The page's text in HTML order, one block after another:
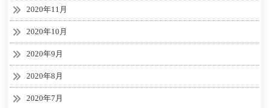
2020年11月
2020年10月
2020年9月
2020年8月
2020年7月